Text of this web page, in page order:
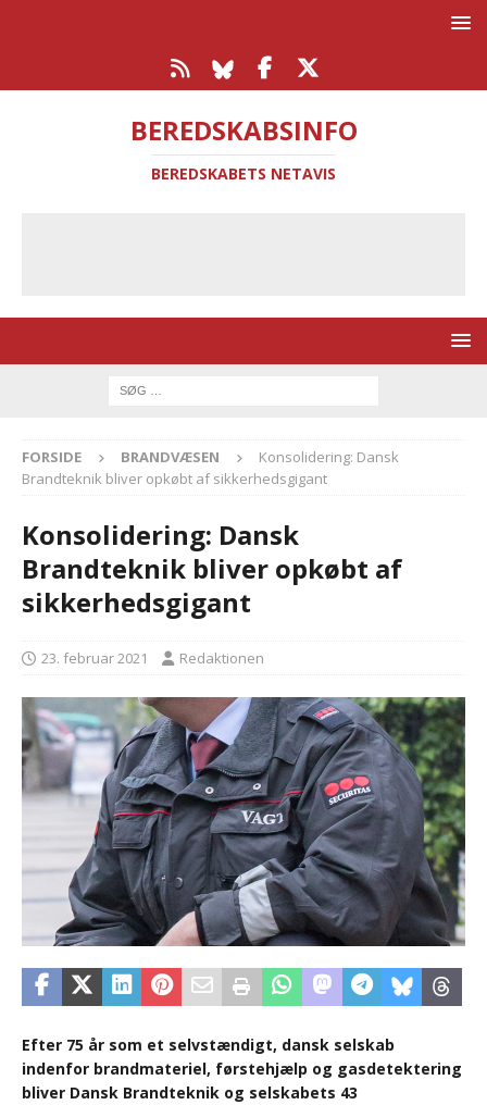
BEREDSKABSINFO
BEREDSKABETS NETAVIS
FORSIDE BRANDVÆSEN
Konsolidering: Dansk
Brandteknik bliver opkøbt af sikkerhedsgigant
Konsolidering: Dansk
Brandteknik bliver opkøbt af
sikkerhedsgigant
23. februar 2021 Redaktionen
Efter 75 år som et selvstændigt, dansk selskab
indenfor brandmateriel, førstehjælp og gasdetektering
bliver Dansk Brandteknik og selskabets 43